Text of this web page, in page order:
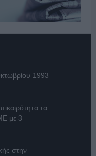
1993
τα
με 3
στην